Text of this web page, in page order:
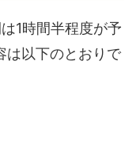
1時間半程度が予
は以下のとおりで